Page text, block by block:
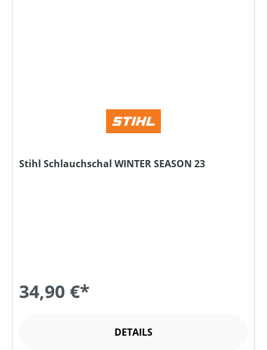
Stihl Schlauchschal WINTER SEASON 23
34,90 €*
DETAILS